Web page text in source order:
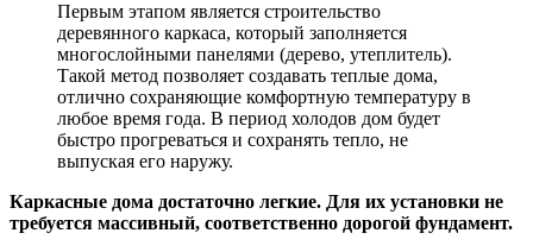
Первым этапом является строительство
деревянного каркаса, который заполняется
многослойными панелями (дерево, утеплитель).
Такой метод позволяет создавать теплые дома,
отлично сохраняющие комфортную температуру в
любое время года. В период холодов дом будет
быстро прогреваться и сохранять тепло, не
выпуская его наружу.
Каркасные дома достаточно легкие. Для их установки не
требуется массивный, соответственно дорогой фундамент.